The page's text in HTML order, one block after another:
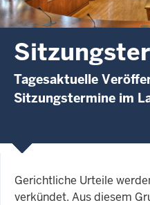
Tagesaktuelle
Sitzungstermine im
Gerichtliche Urteile
verkündet. Aus diesem